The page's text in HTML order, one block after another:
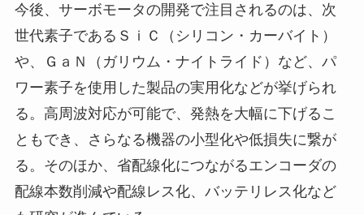
今後、サーボモータの開発で注目されるのは、次
世代素子であるＳｉＣ（シリコン・カーバイト）
や、ＧａＮ（ガリウム・ナイトライド）など、パ
ワー素子を使用した製品の実用化などが挙げられ
る。高周波対応が可能で、発熱を大幅に下げるこ
ともでき、さらなる機器の小型化や低損失に繋が
る。そのほか、省配線化につながるエンコーダの
配線本数削減や配線レス化、バッテリレス化など